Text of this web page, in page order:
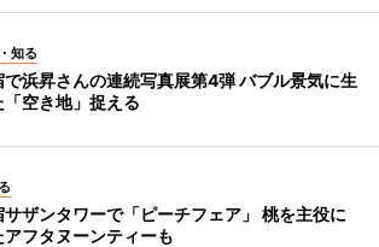
知る
で浜昇さんの連続写真展第4弾 バブル景気に生
「空き地」捉える
サザンタワーで「ピーチフェア」 桃を主役に
アフタヌーンティーも